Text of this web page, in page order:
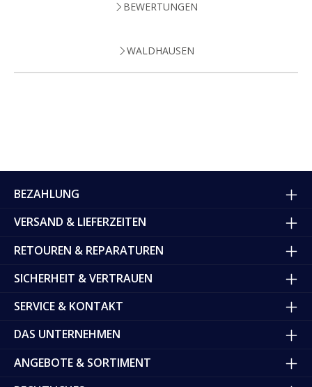
BEWERTUNGEN
WALDHAUSEN
BEZAHLUNG
VERSAND & LIEFERZEITEN
RETOUREN & REPARATUREN
SICHERHEIT & VERTRAUEN
SERVICE & KONTAKT
DAS UNTERNEHMEN
ANGEBOTE & SORTIMENT